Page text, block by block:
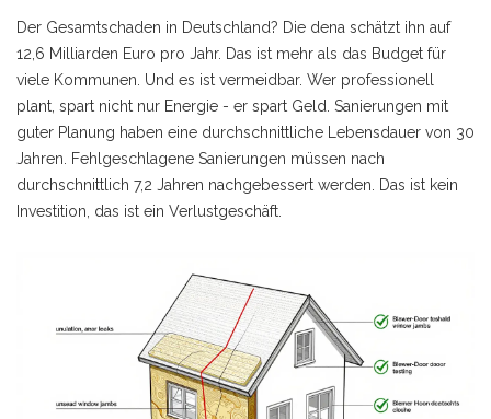
Der Gesamtschaden in Deutschland? Die dena schätzt ihn auf
12,6 Milliarden Euro pro Jahr. Das ist mehr als das Budget für
viele Kommunen. Und es ist vermeidbar. Wer professionell
plant, spart nicht nur Energie - er spart Geld. Sanierungen mit
guter Planung haben eine durchschnittliche Lebensdauer von 30
Jahren. Fehlgeschlagene Sanierungen müssen nach
durchschnittlich 7,2 Jahren nachgebessert werden. Das ist kein
Investition, das ist ein Verlustgeschäft.